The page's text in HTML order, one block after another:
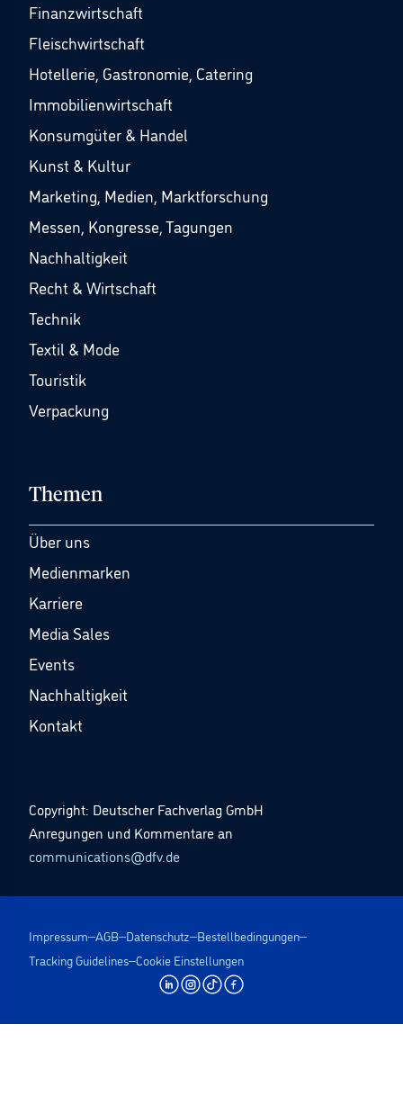
Finanzwirtschaft
Fleischwirtschaft
Hotellerie, Gastronomie, Catering
Immobilienwirtschaft
Konsumgüter & Handel
Kunst & Kultur
Marketing, Medien, Marktforschung
Messen, Kongresse, Tagungen
Nachhaltigkeit
Recht & Wirtschaft
Technik
Textil & Mode
Touristik
Verpackung
Themen
Über uns
Medienmarken
Karriere
Media Sales
Events
Nachhaltigkeit
Kontakt
Copyright: Deutscher Fachverlag GmbH
Anregungen und Kommentare an
communications@dfv.de
Impressum AGB Datenschutz Bestellbedingungen
Tracking Guidelines Cookie Einstellungen